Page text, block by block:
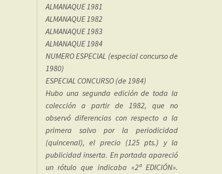
ALMANAQUE 1981
ALMANAQUE 1982
ALMANAQUE 1983
ALMANAQUE 1984
NUMERO ESPECIAL (especial concurso de
1980)
ESPECIAL CONCURSO (de 1984)
Hubo una segunda edición de toda la
colección a partir de 1982, que no
observó diferencias con respecto a la
primera salvo por la periodicidad
(quincenal), el precio (125 pts.) y la
publicidad inserta. En portada apareció
un rótulo que indicaba «2ª EDICIÓN».